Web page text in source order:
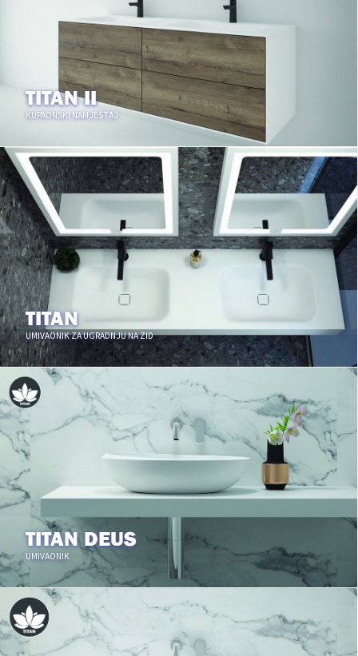
TITAN II
KUPAONSKI NAMJEŠTAJ
TITAN
UMIVAONIK ZA UGRADNJU NA ZID
TITAN DEUS
UMIVAONIK